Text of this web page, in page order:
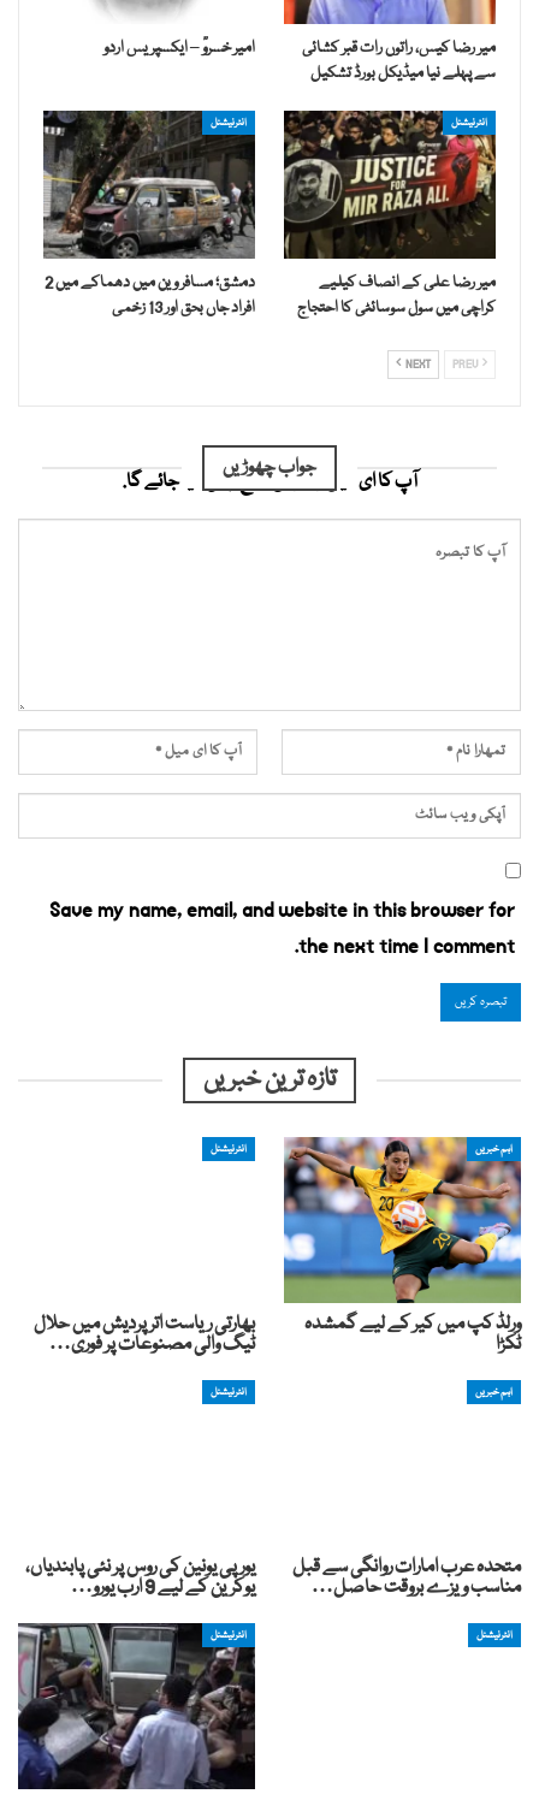
میر رضا کیس، راتوں رات قبر کشائی
سے پہلے نیا میڈیکل بورڈ تشکیل
امیر خسروؒ – ایکسپریس اردو
انٹرنیشنل
میر رضا علی کے انصاف کیلیے
کراچی میں سول سوسائٹی کا احتجاج
انٹرنیشنل
دمشق؛ مسافر وین میں دھماکے میں 2
افراد جاں بحق اور 13 زخمی
NEXT
جواب چھوڑیں
آپ کا ای میل ایڈریس شائع نہیں کیا جائے گا.
Save my name, email, and website in this browser for
the next time I comment.
تازہ ترین خبریں
اہم خبریں
ورلڈ کپ میں کیر کے لیے گمشدہ
ٹکڑا
انٹرنیشنل
بھارتی ریاست اترپردیش میں حلال
ٹیگ والی مصنوعات پر فوری…
اہم خبریں
متحدہ عرب امارات روانگی سے قبل
مناسب ویزے بروقت حاصل…
انٹرنیشنل
یورپی یونین کی روس پر نئی پابندیاں،
یوکرین کے لیے 9 ارب یورو…
انٹرنیشنل انٹرنیشنل